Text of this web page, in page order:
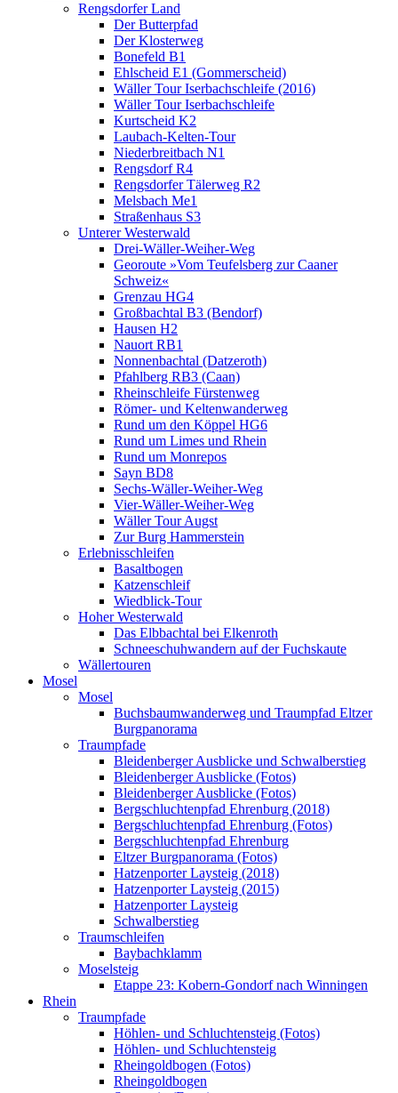
Rengsdorfer Land
Der Butterpfad
Der Klosterweg
Bonefeld B1
Ehlscheid E1 (Gommerscheid)
Wäller Tour Iserbachschleife (2016)
Wäller Tour Iserbachschleife
Kurtscheid K2
Laubach-Kelten-Tour
Niederbreitbach N1
Rengsdorf R4
Rengsdorfer Tälerweg R2
Melsbach Me1
Straßenhaus S3
Unterer Westerwald
Drei-Wäller-Weiher-Weg
Georoute »Vom Teufelsberg zur Caaner
Schweiz«
Grenzau HG4
Großbachtal B3 (Bendorf)
Hausen H2
Nauort RB1
Nonnenbachtal (Datzeroth)
Pfahlberg RB3 (Caan)
Rheinschleife Fürstenweg
Römer- und Keltenwanderweg
Rund um den Köppel HG6
Rund um Limes und Rhein
Rund um Monrepos
Sayn BD8
Sechs-Wäller-Weiher-Weg
Vier-Wäller-Weiher-Weg
Wäller Tour Augst
Zur Burg Hammerstein
Erlebnisschleifen
Basaltbogen
Katzenschleif
Wiedblick-Tour
Hoher Westerwald
Das Elbbachtal bei Elkenroth
Schneeschuhwandern auf der Fuchskaute
Wällertouren
Mosel
Mosel
Buchsbaumwanderweg und Traumpfad Eltzer
Burgpanorama
Traumpfade
Bleidenberger Ausblicke und Schwalberstieg
Bleidenberger Ausblicke (Fotos)
Bleidenberger Ausblicke (Fotos)
Bergschluchtenpfad Ehrenburg (2018)
Bergschluchtenpfad Ehrenburg (Fotos)
Bergschluchtenpfad Ehrenburg
Eltzer Burgpanorama (Fotos)
Hatzenporter Laysteig (2018)
Hatzenporter Laysteig (2015)
Hatzenporter Laysteig
Schwalberstieg
Traumschleifen
Baybachklamm
Moselsteig
Etappe 23: Kobern-Gondorf nach Winningen
Rhein
Traumpfade
Höhlen- und Schluchtensteig (Fotos)
Höhlen- und Schluchtensteig
Rheingoldbogen (Fotos)
Rheingoldbogen